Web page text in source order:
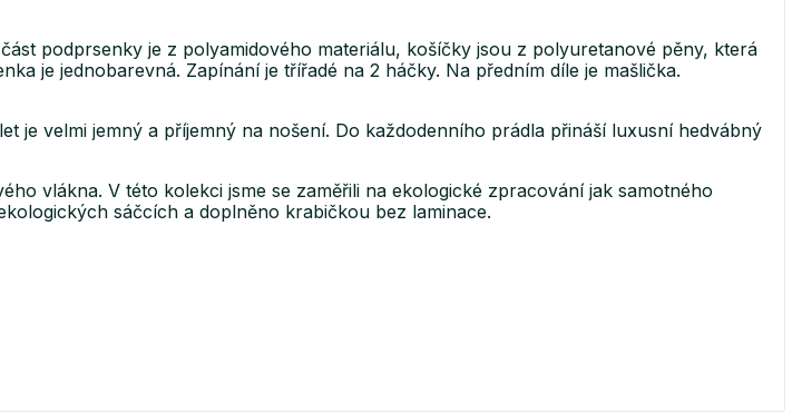
podprsenky je z polyamidového materiálu, košíčky jsou z polyuretanové pěny, která
je jednobarevná. Zapínání je třířadé na 2 háčky. Na předním díle je mašlička.
je velmi jemný a příjemný na nošení. Do každodenního prádla přináší luxusní hedvábný
vlákna. V této kolekci jsme se zaměřili na ekologické zpracování jak samotného
sáčcích a doplněno krabičkou bez laminace.